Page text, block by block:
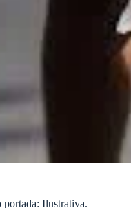
Ilustrativa.